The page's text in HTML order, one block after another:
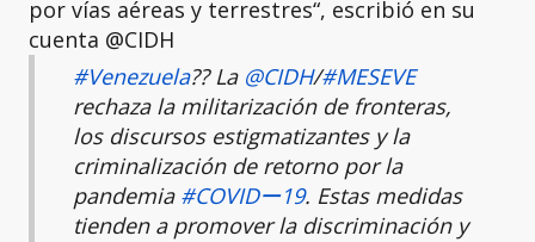
por vías aéreas y terrestres“, escribió en su
cuenta @CIDH
#Venezuela?? La @CIDH/#MESEVE
rechaza la militarización de fronteras,
los discursos estigmatizantes y la
criminalización de retorno por la
pandemia #COVIDー19. Estas medidas
tienden a promover la discriminación y